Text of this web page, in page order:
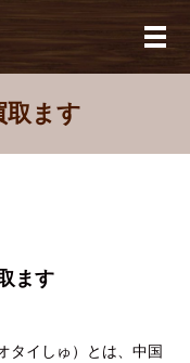
メ
取ます
ます
タイしゅ）とは、中国